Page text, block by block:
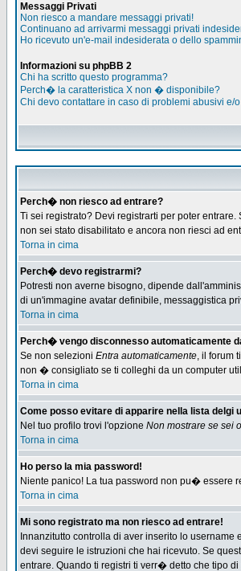
Messaggi Privati
Non riesco a mandare messaggi privati!
Continuano ad arrivarmi messaggi privati
Ho ricevuto un'e-mail indesiderata o dello
Informazioni su phpBB 2
Chi ha scritto questo programma?
Perch� la caratteristica X non � disponibile?
Chi devo contattare in caso di problemi abusivi e/
Perch� non riesco ad entrare?
Ti sei registrato? Devi registrarti per poter
non sei stato disabilitato e ancora non riesci ad
Torna in cima
Perch� devo registrarmi?
Potresti non averne bisogno, dipende
di un'immagine avatar definibile, messaggistica
Torna in cima
Perch� vengo disconnesso automaticamente
Se non selezioni Entra automaticamente, il forum
non � consigliato se ti colleghi da un computer
Torna in cima
Come posso evitare di apparire nella lista delgi
Nel tuo profilo trovi l'opzione Non mostrare se sei
Torna in cima
Ho perso la mia password!
Niente panico! La tua password non pu� essere
Torna in cima
Mi sono registrato ma non riesco ad entrare!
Innanzitutto controlla di aver inserito lo
devi seguire le istruzioni che hai ricevuto. Se
entrare. Quando ti registri ti verr� detto che tipo